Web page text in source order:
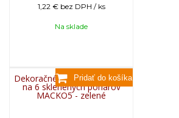
1,22 € bez DPH / ks
Na sklade
Dekoračné papierové balenie
na 6 sklenených pohárov
MACKO5 - zelené